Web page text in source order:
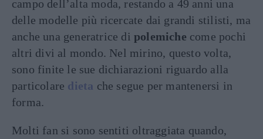
campo dell’alta moda, restando a 49 anni una
delle modelle più ricercate dai grandi stilisti, ma
anche una generatrice di polemiche come pochi
altri divi al mondo. Nel mirino, questo volta,
sono finite le sue dichiarazioni riguardo alla
particolare dieta che segue per mantenersi in
forma.
Molti fan si sono sentiti oltraggiata quando,